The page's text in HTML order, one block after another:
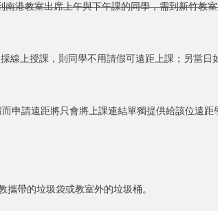
港教室出席上午與下午課的同學，需到新竹教
線上授課，則同學不用請假可遠距上課；另當日
申請遠距將只會將上課連結單獨提供給該位遠距
帶的垃圾袋或教室外的垃圾桶。